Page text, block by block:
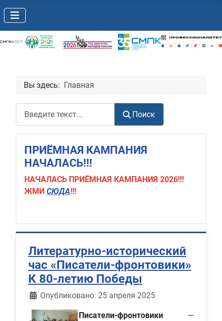
Вы здесь: Главная
Поиск
ПРИЁМНАЯ КАМПАНИЯ
НАЧАЛАСЬ!!!
НАЧАЛАСЬ ПРИЁМНАЯ КАМПАНИЯ 2026!!!
ЖМИ СЮДА!!!
Литературно-исторический
час «Писатели-фронтовики»
К 80-летию Победы
Информация о материале
Опубликовано: 25 апреля 2025
Писатели-фронтовики—